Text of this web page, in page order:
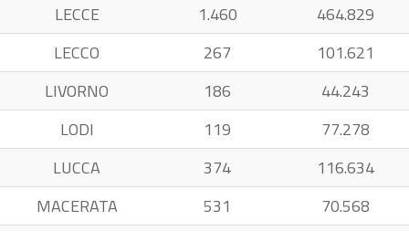
LECCE
1.460
464.829
LECCO
267
101.621
LIVORNO
186
44.243
LODI
119
77.278
LUCCA
374
116.634
MACERATA
531
70.568